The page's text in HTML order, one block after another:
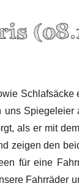
als er mit
zeigen den
für eine
Fahrräder